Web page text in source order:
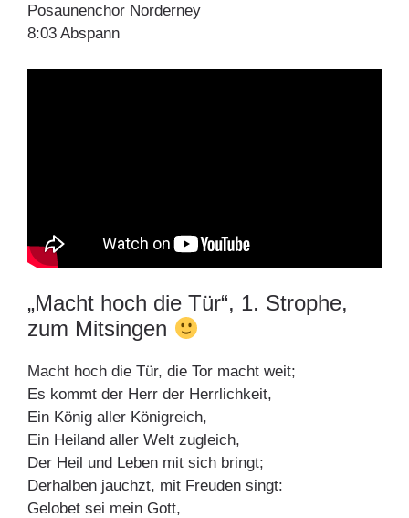
Posaunenchor Norderney
8:03 Abspann
„Macht hoch die Tür“, 1. Strophe,
zum Mitsingen
Macht hoch die Tür, die Tor macht weit;
Es kommt der Herr der Herrlichkeit,
Ein König aller Königreich,
Ein Heiland aller Welt zugleich,
Der Heil und Leben mit sich bringt;
Derhalben jauchzt, mit Freuden singt:
Gelobet sei mein Gott,